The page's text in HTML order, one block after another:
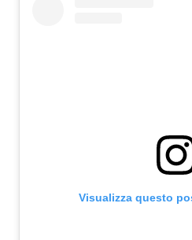
Visualizza questo